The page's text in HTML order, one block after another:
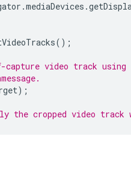
.mediaDevices .
();
video track using
);
the cropped video track